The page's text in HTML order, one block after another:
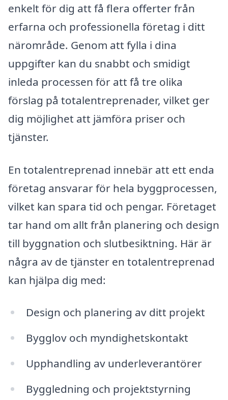
enkelt för dig att få flera offerter från
erfarna och professionella företag i ditt
närområde. Genom att fylla i dina
uppgifter kan du snabbt och smidigt
inleda processen för att få tre olika
förslag på totalentreprenader, vilket ger
dig möjlighet att jämföra priser och
tjänster.
En totalentreprenad innebär att ett enda
företag ansvarar för hela byggprocessen,
vilket kan spara tid och pengar. Företaget
tar hand om allt från planering och design
till byggnation och slutbesiktning. Här är
några av de tjänster en totalentreprenad
kan hjälpa dig med:
Design och planering av ditt projekt
Bygglov och myndighetskontakt
Upphandling av underleverantörer
Byggledning och projektstyrning